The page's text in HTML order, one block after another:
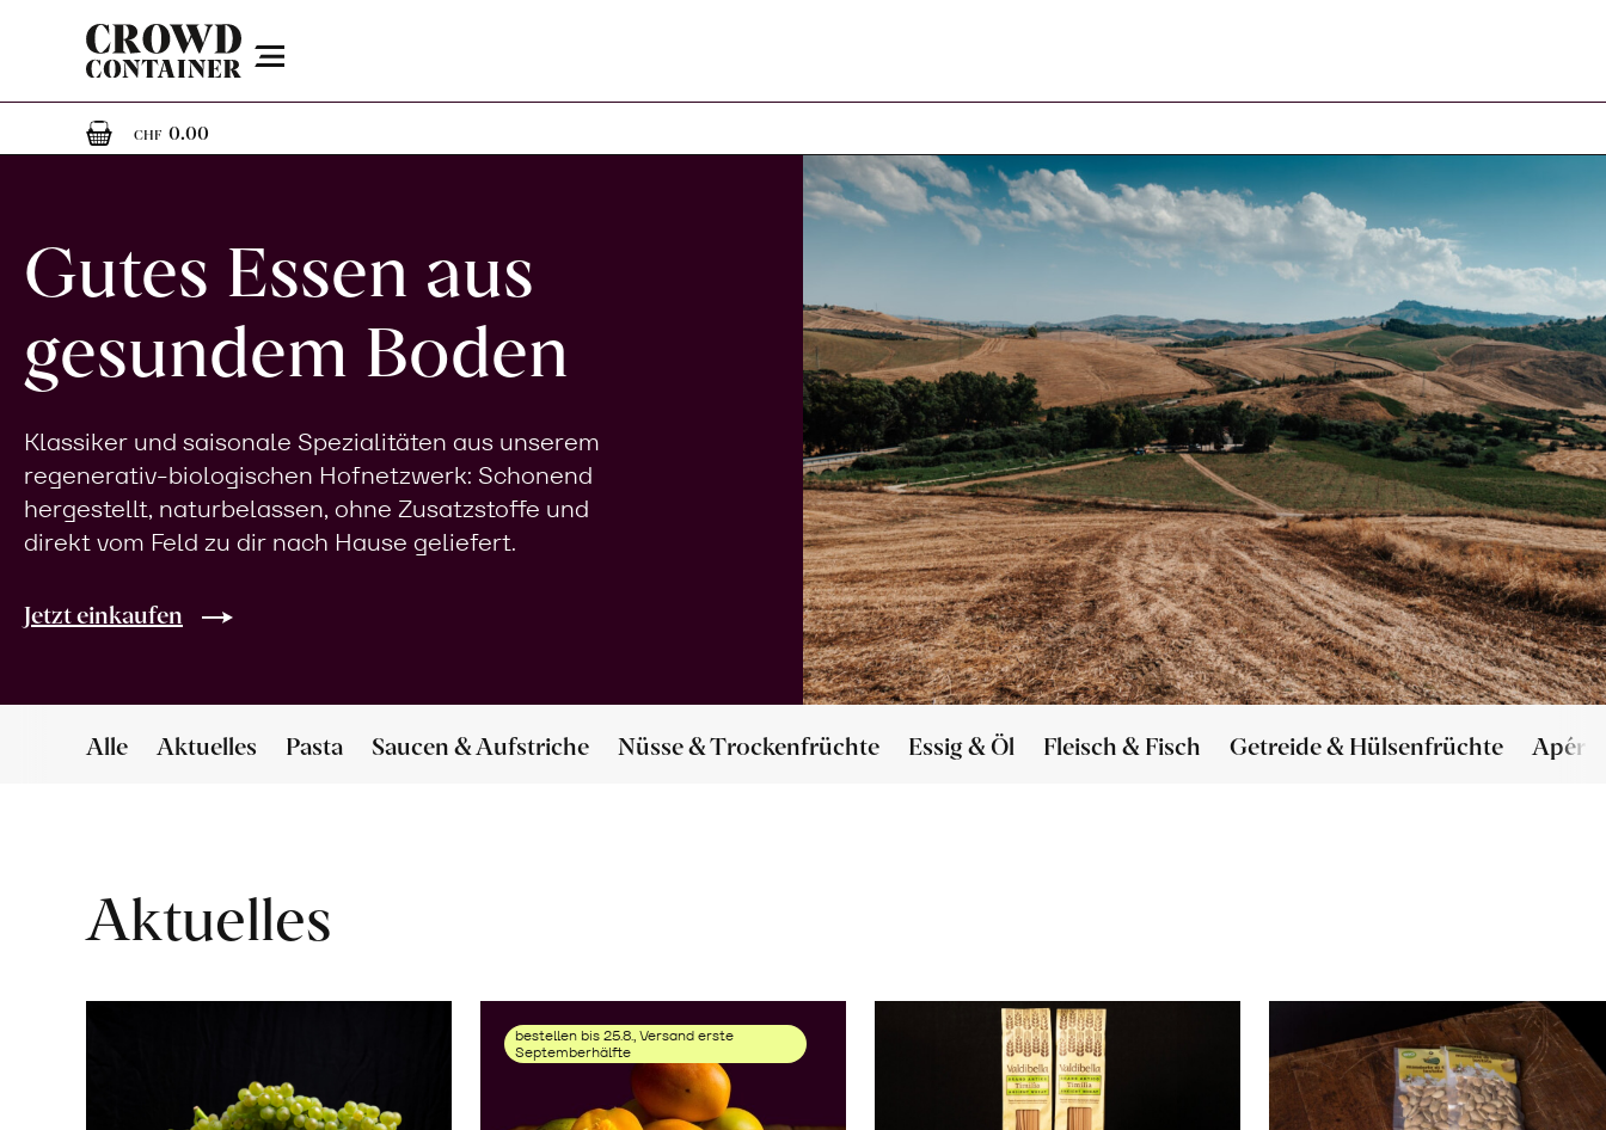
Menu
CHF 0.000 Artikel im Warenkorb
Gutes Essen aus
gesundem Boden
Klassiker und saisonale Spezialitäten aus unserem
regenerativ-biologischen Hofnetzwerk: Schonend
hergestellt, naturbelassen, ohne Zusatzstoffe und
direkt vom Feld zu dir nach Hause geliefert.
Jetzt einkaufen
Alle Aktuelles Pasta Saucen & Aufstriche Nüsse & Trockenfrüchte Essig & Öl Fleisch & Fisch Getreide & Hülsenfrüchte Apéro
Aktuelles
bestellen bis 25.8., Versand erste
Septemberhälfte